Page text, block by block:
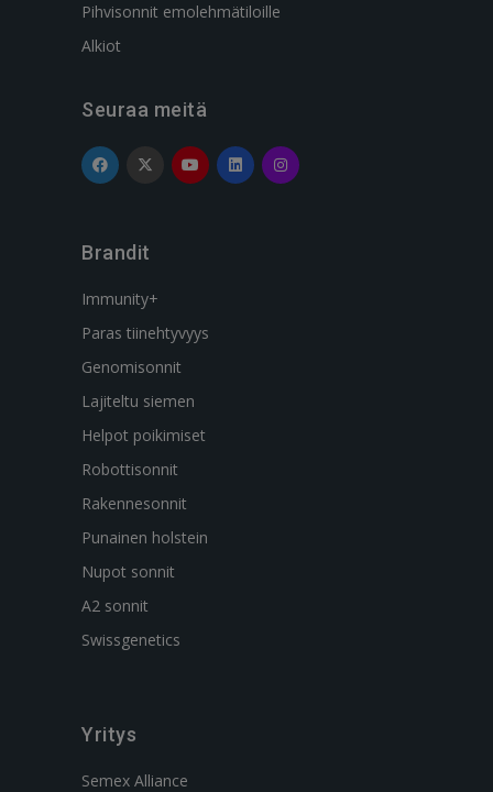
Pihvisonnit emolehmätiloille
Alkiot
Seuraa meitä
Brandit
Immunity+
Paras tiinehtyvyys
Genomisonnit
Lajiteltu siemen
Helpot poikimiset
Robottisonnit
Rakennesonnit
Punainen holstein
Nupot sonnit
A2 sonnit
Swissgenetics
Yritys
Semex Alliance